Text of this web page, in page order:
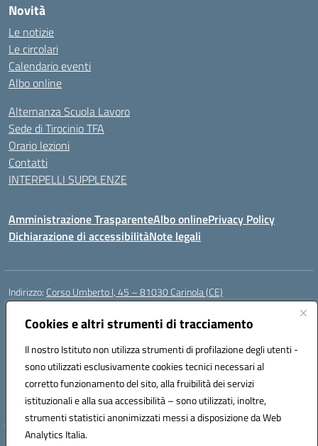
Cookies e altri strumenti di tracciamento
Il nostro Istituto non utilizza strumenti di profilazione degli utenti -
sono utilizzati esclusivamente cookies tecnici necessari al
corretto funzionamento del sito, alla fruibilità dei servizi
istituzionali e alla sua accessibilità – sono utilizzati, inoltre,
strumenti statistici anonimizzati messi a disposizione da Web
Analytics Italia.
Novità
Le notizie
Le circolari
Calendario eventi
Albo online
Alternanza Scuola Lavoro
Sede di Tirocinio TFA
Orario lezioni
Contatti
INTERPELLI SUPPLENZE
Amministrazione TrasparenteAlbo onlinePrivacy Policy
Dichiarazione di accessibilitàNote legali
Indirizzo: Corso Umberto I, 45 – 81030 Carinola (CE)
Centralino:
Posta elettronica certificata (PEC):ceic88700p@pec.istruzione.it
Codice fiscale: 95014250617
Codice meccanografico:CEIC88700P
Codice Indice delle Pubbliche Amministrazioni (IPA): istsc_ceic88700p
Codice unico di fatturazione (CUF): UFBPW4